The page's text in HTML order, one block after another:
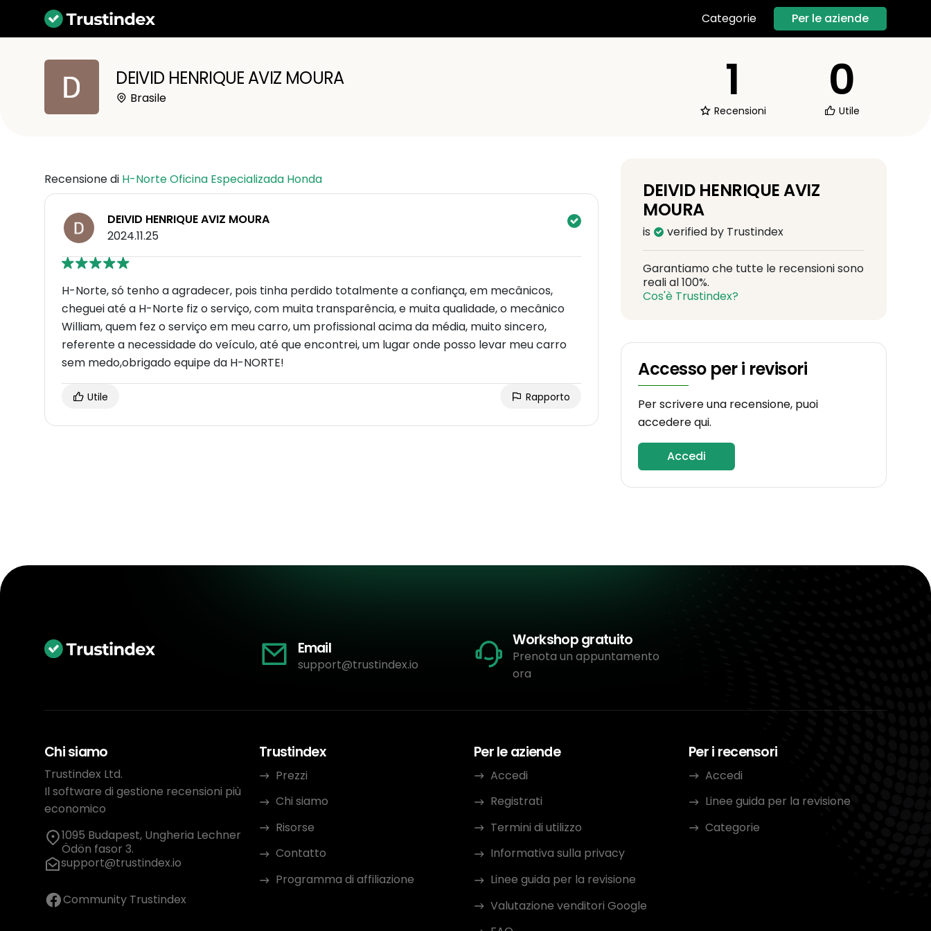
Categorie Per le aziende
DEIVID HENRIQUE AVIZ MOURA
Brasile 1
Recensioni
0
Utile
Recensione di H-Norte Oficina Especializada Honda
DEIVID HENRIQUE AVIZ MOURA
2024.11.25
H-Norte, só tenho a agradecer, pois tinha perdido totalmente a confiança, em mecânicos,
cheguei até a H-Norte fiz o serviço, com muita transparência, e muita qualidade, o mecânico
William, quem fez o serviço em meu carro, um profissional acima da média, muito sincero,
referente a necessidade do veículo, até que encontrei, um lugar onde posso levar meu carro
sem medo,obrigado equipe da H-NORTE!
Utile Rapporto
DEIVID HENRIQUE AVIZ
MOURA
is verified by Trustindex
Garantiamo che tutte le recensioni sono
reali al 100%.
Cos'è Trustindex?
Accesso per i revisori
Per scrivere una recensione, puoi
accedere qui.
Accedi
Email
support@trustindex.io
Workshop gratuito
Prenota un appuntamento
ora
Chi siamo
Trustindex Ltd.
Il software di gestione recensioni più
economico
1095 Budapest, Ungheria Lechner
Ödön fasor 3.
support@trustindex.io
Community Trustindex
Trustindex
Prezzi
Chi siamo
Risorse
Contatto
Programma di affiliazione
Per le aziende
Accedi
Registrati
Termini di utilizzo
Informativa sulla privacy
Linee guida per la revisione
Valutazione venditori Google
Per i recensori
Accedi
Linee guida per la revisione
Categorie